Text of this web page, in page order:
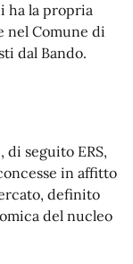
ha la propria
nel Comune di
dal Bando.
seguito ERS,
in affitto
definito
del nucleo